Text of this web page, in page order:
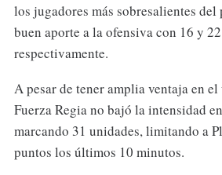
los jugadores más sobresalientes
buen aporte a la ofensiva con 16 y
respectivamente.
A pesar de tener amplia ventaja en
Fuerza Regia no bajó la intensidad
marcando 31 unidades, limitando a
puntos los últimos 10 minutos.